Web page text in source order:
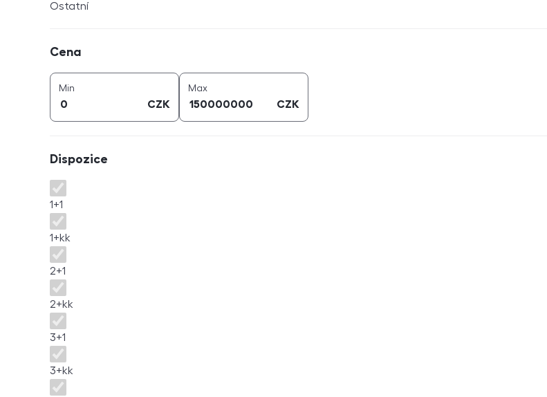
Ostatní
Cena
Min
CZK
Maxcena (
CZK
Dispozice
Dispozice
1+1
1+kk
2+1
2+kk
3+1
3+kk